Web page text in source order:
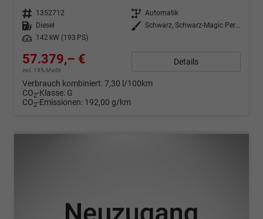
Fahrzeugnr. 1352712 Getriebe Automatik
Kraftstoff
Diesel Außenfarbe
Schwarz, Schwarz-Magic Perleffekt (1Z)
Leistung
142 kW (193 PS)
57.379,– €
incl. 19% MwSt.
Details
Verbrauch kombiniert:7,30 l/100km
CO2-Klasse: G
CO2-Emissionen: 192,00 g/km